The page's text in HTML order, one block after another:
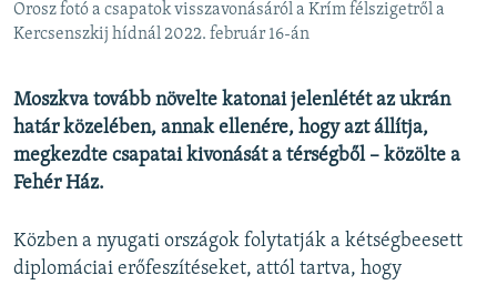
A MÚLT TANULSÁGAI
Valamennyi RFE/RL weboldal
Orosz fotó a csapatok visszavonásáról a Krím félszigetről a
Kercsenszkij hídnál 2022. február 16-án
Moszkva tovább növelte katonai jelenlétét az ukrán
határ közelében, annak ellenére, hogy azt állítja,
megkezdte csapatai kivonását a térségből – közölte a
Fehér Ház.
Közben a nyugati országok folytatják a kétségbeesett
diplomáciai erőfeszítéseket, attól tartva, hogy